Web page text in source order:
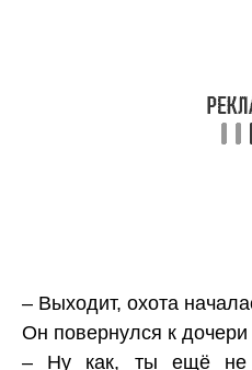
– Выходит, охота
Он повернулся к
– Ну как, ты ещё не